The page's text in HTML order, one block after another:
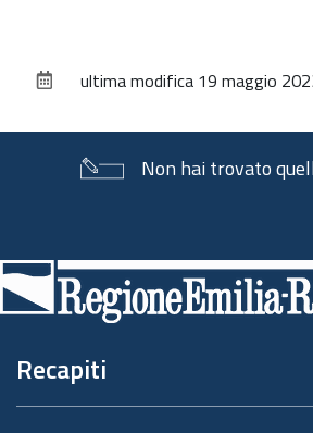
documentoultima modifica 19 maggio
Non hai trovato
di
pagina
Recapiti